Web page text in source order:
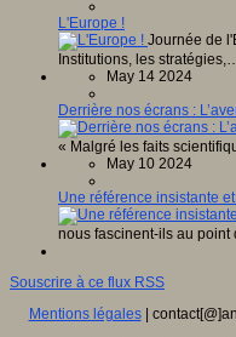
L'Europe !
Journée de
Institutions, les
May 14 2024
Derrière nos écrans :
« Malgré les faits
May 10 2024
Une référence insistante
nous fascinent-ils au
Souscrire à ce flux RSS
Mentions légales|